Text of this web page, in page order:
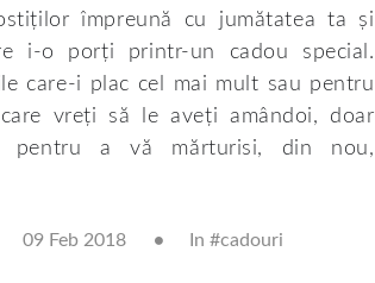
împreună cu jumătatea ta și
i-o porți printr-un cadou special.
care-i plac cel mai mult sau pentru
vreți să le aveți amândoi, doar
pentru a vă mărturisi, din nou,
09 Feb 2018 In #cadouri